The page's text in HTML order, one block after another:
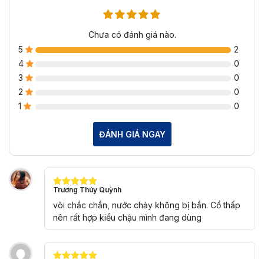
Chưa có đánh giá nào.
5
2
4
0
3
0
2
0
1
0
ĐÁNH GIÁ NGAY
Được xếp
hạng 5
sao
Trương Thúy Quỳnh
vòi chắc chắn, nước chảy không bị bắn. Cổ thấp
nên rất hợp kiểu chậu mình đang dùng